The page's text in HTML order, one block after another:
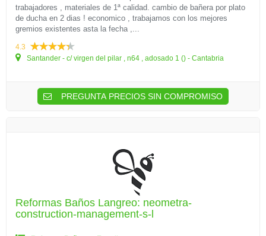
trabajadores , materiales de 1ª calidad. cambio de bañera por plato
de ducha en 2 dias ! economico , trabajamos con los mejores
gremios existentes asta la fecha ,...
4.3
Santander - c/ virgen del pilar , n64 , adosado 1 () - Cantabria
PREGUNTA PRECIOS SIN COMPROMISO
Reformas Baños Langreo: neometra-
construction-management-s-l